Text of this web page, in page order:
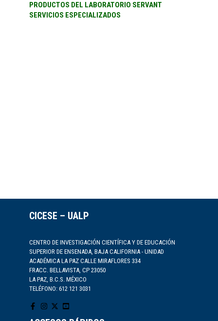
PRODUCTOS DEL LABORATORIO SERVANT
SERVICIOS ESPECIALIZADOS
CICESE – UALP
CENTRO DE INVESTIGACIÓN CIENTÍFICA Y DE EDUCACIÓN
SUPERIOR DE ENSENADA, BAJA CALIFORNIA - UNIDAD
ACADÉMICA LA PAZ CALLE MIRAFLORES 334
FRACC. BELLAVISTA, CP 23050
LA PAZ, B.C.S. MÉXICO
TELÉFONO: 612 121 3031